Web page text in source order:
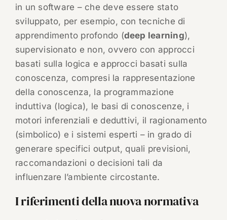
in un software – che deve essere stato
sviluppato, per esempio, con tecniche di
apprendimento profondo (deep learning),
supervisionato e non, ovvero con approcci
basati sulla logica e approcci basati sulla
conoscenza, compresi la rappresentazione
della conoscenza, la programmazione
induttiva (logica), le basi di conoscenze, i
motori inferenziali e deduttivi, il ragionamento
(simbolico) e i sistemi esperti – in grado di
generare specifici output, quali previsioni,
raccomandazioni o decisioni tali da
influenzare l’ambiente circostante.
I riferimenti della nuova normativa